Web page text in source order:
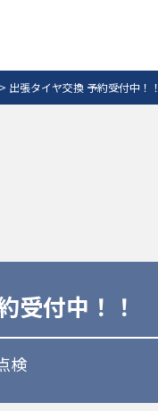
> 出張タイヤ交換 予約受付中！！
受付中！！
検